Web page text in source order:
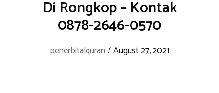
Di Rongkop – Kontak
0878-2646-0570
penerbitalquran /August 27, 2021